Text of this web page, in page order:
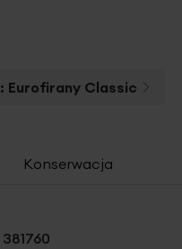
Eurofirany Classic
Konserwacja
381760